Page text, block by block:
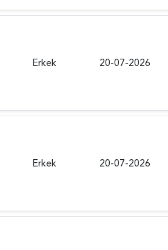
Erkek 20-07-2026
Erkek 20-07-2026